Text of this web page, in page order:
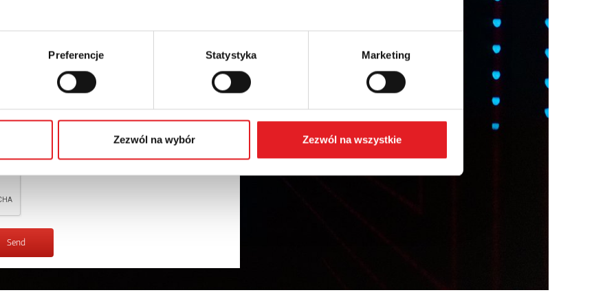
Preferencje Statystyka Marketing
Zezwól na wybór Zezwól na wszystkie
by Relpol S.A. More information on the processing